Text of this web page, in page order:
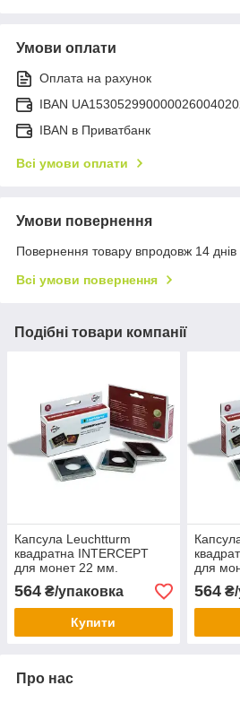
Умови оплати
Оплата на рахунок
IBAN
IBAN в Приватбанк
Всі умови оплати
Умови повернення
Повернення товару впродовж 14 днів
Всі умови повернення
Подібні товари компанії
Капсула Leuchtturm
квадратна INTERCEPT
для монет 22 мм.
564 ₴/упаковка
Купити
для
564₴/
Про нас